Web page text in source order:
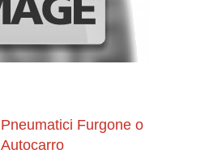
Pneumatici Furgone o
Autocarro